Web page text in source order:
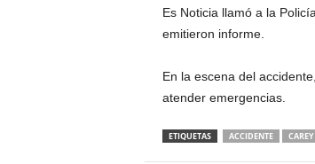
Es Noticia llamó a la
emitieron informe.
En la escena del
atender emergencias.
ETIQUETAS ACCIDENTE CAREY